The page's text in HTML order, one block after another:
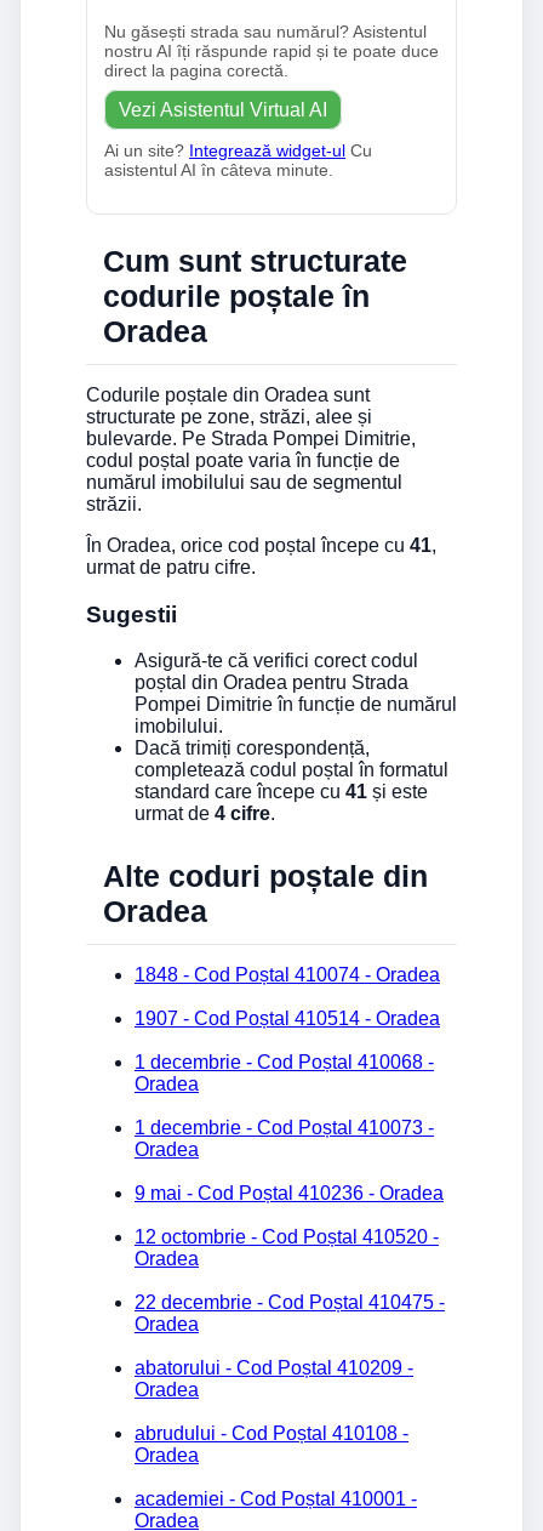
Nu găsești strada sau numărul? Asistentul
nostru AI îți răspunde rapid și te poate duce
direct la pagina corectă.
Vezi Asistentul Virtual AI
Ai un site? Integrează widget-ul Cu
asistentul AI în câteva minute.
Cum sunt structurate
codurile poștale în
Oradea
Codurile poștale din Oradea sunt
structurate pe zone, străzi, alee și
bulevarde. Pe Strada Pompei Dimitrie,
codul poștal poate varia în funcție de
numărul imobilului sau de segmentul
străzii.
În Oradea, orice cod poștal începe cu 41,
urmat de patru cifre.
Sugestii
Asigură-te că verifici corect codul
poștal din Oradea pentru Strada
Pompei Dimitrie în funcție de numărul
imobilului.
Dacă trimiți corespondență,
completează codul poștal în formatul
standard care începe cu 41 și este
urmat de 4 cifre.
Alte coduri poștale din
Oradea
1848 - Cod Poștal 410074 - Oradea
1907 - Cod Poștal 410514 - Oradea
1 decembrie - Cod Poștal 410068 -
Oradea
1 decembrie - Cod Poștal 410073 -
Oradea
9 mai - Cod Poștal 410236 - Oradea
12 octombrie - Cod Poștal 410520 -
Oradea
22 decembrie - Cod Poștal 410475 -
Oradea
abatorului - Cod Poștal 410209 -
Oradea
abrudului - Cod Poștal 410108 -
Oradea
academiei - Cod Poștal 410001 -
Oradea